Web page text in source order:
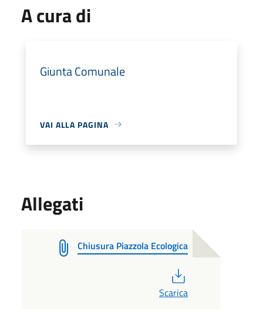
A cura di
Giunta Comunale
VAI ALLA PAGINA
Allegati
Chiusura Piazzola Ecologica
Scarica